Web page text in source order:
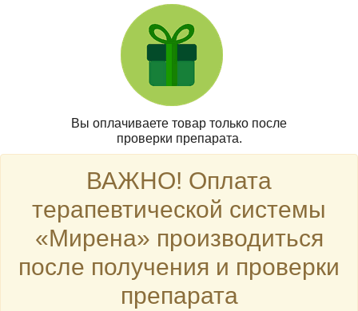
Вы оплачиваете товар только после
проверки препарата.
ВАЖНО! Оплата
терапевтической системы
«Мирена» производиться
после получения и проверки
препарата